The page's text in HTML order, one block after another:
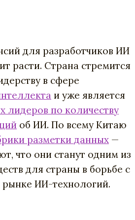
для разработчиков ИИ
расти. Страна стремится
в сфере
и уже является
лидеров по количеству
об ИИ. По всему Китаю
разметки данных —
что они станут одним из
для страны в борьбе с
ИИ-технологий.